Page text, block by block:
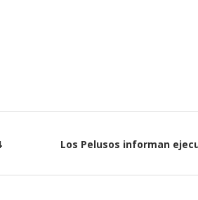
Los Pelusos informan